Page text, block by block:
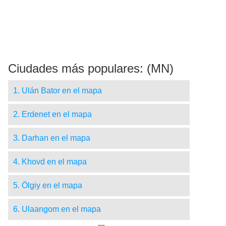
Ciudades más populares: (MN)
1. Ulán Bator en el mapa
2. Erdenet en el mapa
3. Darhan en el mapa
4. Khovd en el mapa
5. Ölgiy en el mapa
6. Ulaangom en el mapa